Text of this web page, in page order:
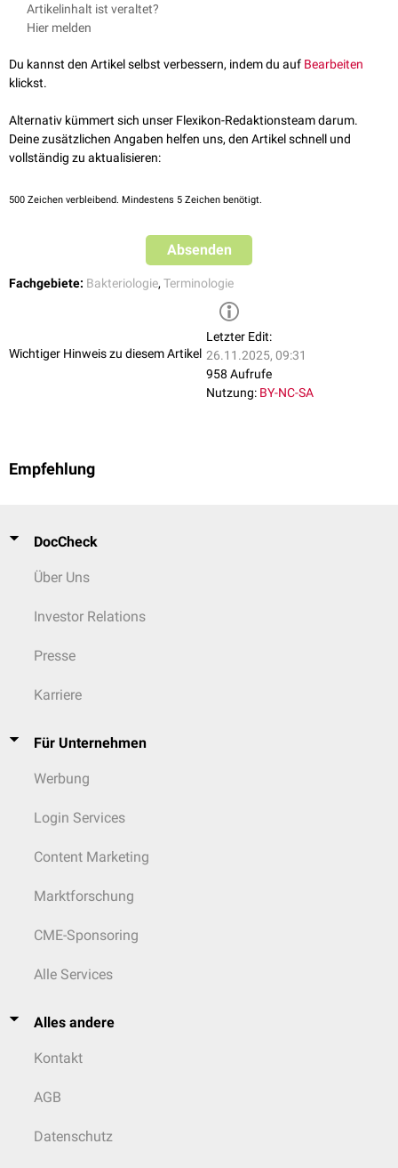
PMCID: PMC7171213.
Artikelinhalt ist veraltet?
Hier melden
Du kannst den Artikel selbst verbessern, indem du auf Bearbeiten
klickst.
Alternativ kümmert sich unser Flexikon-Redaktionsteam darum.
Deine zusätzlichen Angaben helfen uns, den Artikel schnell und
vollständig zu aktualisieren:
500 Zeichen verbleibend. Mindestens 5 Zeichen benötigt.
Absenden
Fachgebiete: Bakteriologie, Terminologie
Wichtiger Hinweis zu diesem Artikel
Letzter Edit:
26.11.2025, 09:31
958 Aufrufe
Nutzung: BY-NC-SA
Empfehlung
DocCheck
Über Uns
Investor Relations
Presse
Karriere
Für Unternehmen
Werbung
Login Services
Content Marketing
Marktforschung
CME-Sponsoring
Alle Services
Alles andere
Kontakt
AGB
Datenschutz